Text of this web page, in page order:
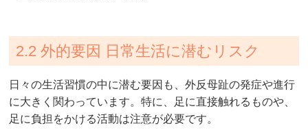
2.2 外的要因 日常生活に潜むリスク
日々の生活習慣の中に潜む要因も、外反母趾の発症や進行
に大きく関わっています。特に、足に直接触れるものや、
足に負担をかける活動は注意が必要です。